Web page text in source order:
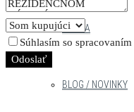
PRÁCA
BLOG / NOVINKY
Súhlasím so spracovaním
Odoslať